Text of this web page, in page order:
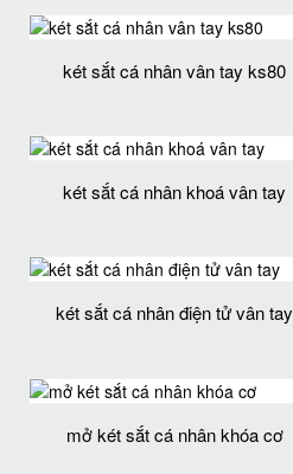
két sắt cá nhân vân tay ks80
két sắt cá nhân khoá vân tay
két sắt cá nhân điện tử vân tay
mở két sắt cá nhân khóa cơ